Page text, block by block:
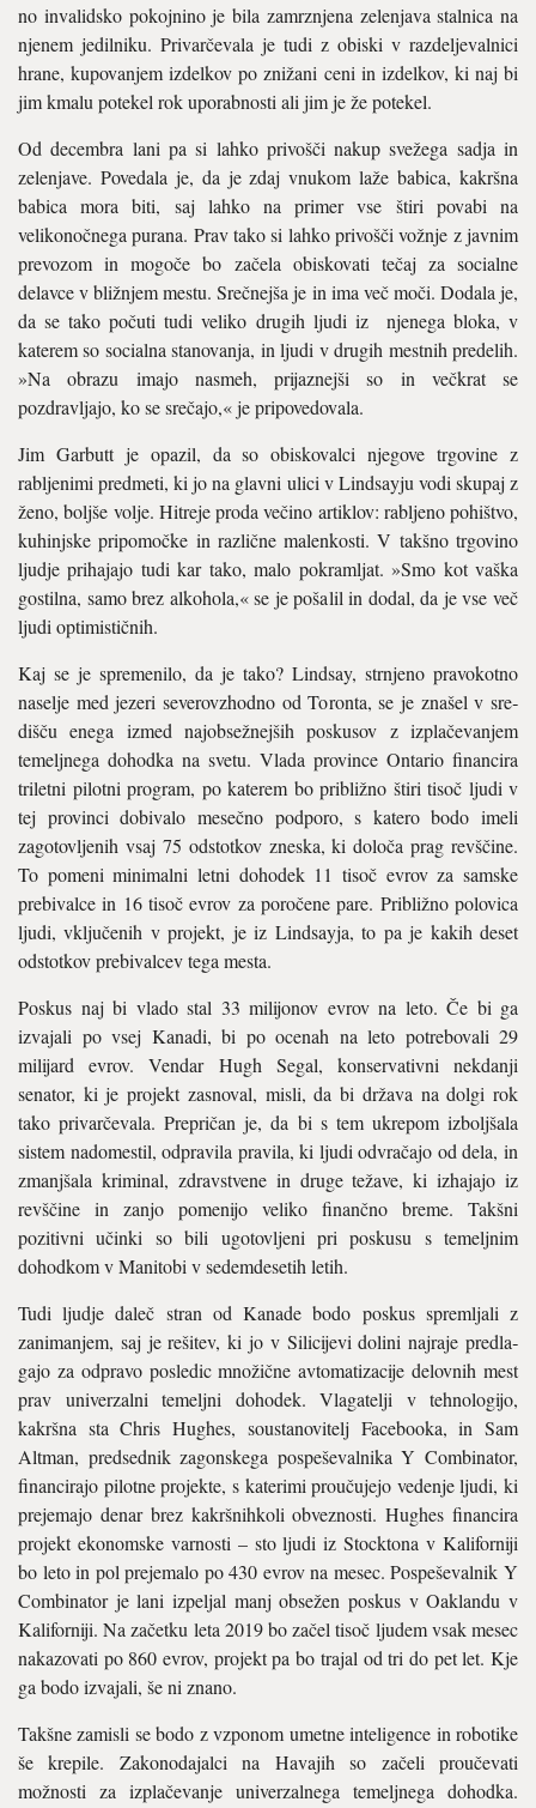
no invalidsko pokojnino je bila zamrznje­na zelenjava stalnica na
njenem jedilniku. Privarčevala je tudi z obiski v razdeljeval­nici
hrane, kupovanjem izdelkov po zniža­ni ceni in izdelkov, ki naj bi
jim kmalu po­tekel rok uporabnosti ali jim je že potekel.
Od decembra lani pa si lahko privošči nakup svežega sadja in
zelenjave. Poveda­la je, da je zdaj vnukom laže babica, kakr­šna
babica mora biti, saj lahko na primer vse štiri povabi na
velikonočnega purana. Prav tako si lahko privošči vožnje z javnim
prevozom in mogoče bo začela obiskovati tečaj za socialne
delavce v bližnjem mestu. Srečnejša je in ima več moči. Dodala je,
da se tako počuti tudi veliko drugih ljudi iz njenega bloka, v
katerem so socialna sta­novanja, in ljudi v drugih mestnih prede­lih.
»Na obrazu imajo nasmeh, prijaznejši so in večkrat se
pozdravljajo, ko se sreča­jo,« je pripovedovala.
Jim Garbutt je opazil, da so obiskovalci njegove trgovine z
rabljenimi predmeti, ki jo na glavni ulici v Lindsayju vodi skupaj z
ženo, boljše volje. Hitreje proda večino ar­tiklov: rabljeno pohištvo,
kuhinjske pripo­močke in različne malenkosti. V takšno tr­govino
ljudje prihajajo tudi kar tako, malo pokramljat. »Smo kot vaška
gostilna, samo brez alkohola,« se je pošalil in dodal, da je vse več
ljudi optimističnih.
Kaj se je spremenilo, da je tako? Lindsay, strnjeno pravokotno
naselje med jezeri se­verovzhodno od Toronta, se je znašel v sre­
dišču enega izmed najobsežnejših posku­sov z izplačevanjem
temeljnega dohodka na svetu. Vlada province Ontario financira
triletni pilotni program, po katerem bo pri­bližno štiri tisoč ljudi v
tej provinci dobi­valo mesečno podporo, s katero bodo imeli
zagotovljenih vsaj 75 odstotkov zneska, ki določa prag revščine.
To pomeni minimal­ni letni dohodek 11 tisoč evrov za samske
prebivalce in 16 tisoč evrov za poročene pare. Približno polovica
ljudi, vključenih v projekt, je iz Lindsayja, to pa je kakih deset
odstotkov prebivalcev tega mesta.
Poskus naj bi vlado stal 33 milijonov evrov na leto. Če bi ga
izvajali po vsej Ka­nadi, bi po ocenah na leto potrebovali 29
milijard evrov. Vendar Hugh Segal, kon­servativni nekdanji
senator, ki je projekt zasnoval, misli, da bi država na dolgi rok
tako privarčevala. Prepričan je, da bi s tem ukrepom izboljšala
sistem nadomestil, od­pravila pravila, ki ljudi odvračajo od dela, in
zmanjšala kriminal, zdravstvene in dru­ge težave, ki izhajajo iz
revščine in zanjo pomenijo veliko finančno breme. Takšni
pozitivni učinki so bili ugotovljeni pri po­skusu s temeljnim
dohodkom v Manitobi v sedemdesetih letih.
Tudi ljudje daleč stran od Kanade bodo poskus spremljali z
zanimanjem, saj je re­šitev, ki jo v Silicijevi dolini najraje predla­
gajo za odpravo posledic množične avto­matizacije delovnih mest
prav univerzalni temeljni dohodek. Vlagatelji v tehnologijo,
kakršna sta Chris Hughes, soustanovitelj Facebooka, in Sam
Altman, predsednik zagonskega pospeševalnika Y Combina­tor,
financirajo pilotne projekte, s kateri­mi proučujejo vedenje ljudi, ki
prejemajo denar brez kakršnihkoli obveznosti. Hughes financira
projekt ekonomske varno­sti – sto ljudi iz Stocktona v Kaliforniji
bo leto in pol prejemalo po 430 evrov na me­sec. Pospeševalnik Y
Combinator je lani iz­peljal manj obsežen poskus v Oaklandu v
Kaliforniji. Na začetku leta 2019 bo začel ti­soč ljudem vsak mesec
nakazovati po 860 evrov, projekt pa bo trajal od tri do pet let. Kje
ga bodo izvajali, še ni znano.
Takšne zamisli se bodo z vzponom ume­tne inteligence in robotike
še krepile. Za­konodajalci na Havajih so začeli proučevati
možnosti za izplačevanje univerzalnega temeljnega dohodka.